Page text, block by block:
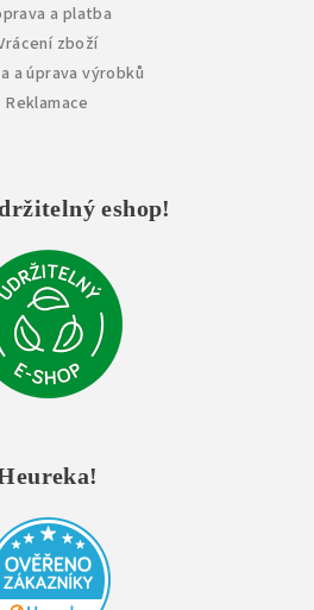
a platba
zboží
a úprava výrobků
Reklamace
eshop!